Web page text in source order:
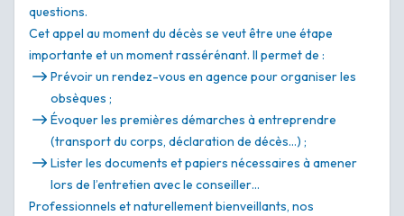
questions.
Cet appel au moment du décès se veut être une étape
importante et un moment rassérénant. Il permet de :
Prévoir un rendez-vous en agence pour organiser les
obsèques ;
Évoquer les premières démarches à entreprendre
(transport du corps, déclaration de décès…) ;
Lister les documents et papiers nécessaires à amener
lors de l’entretien avec le conseiller…
Professionnels et naturellement bienveillants, nos